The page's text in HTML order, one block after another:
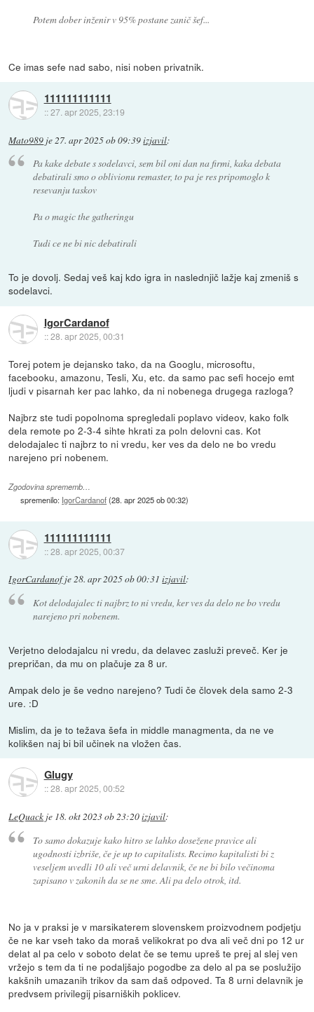
Potem dober inženir v 95% postane zanič šef...
Ce imas sefe nad sabo, nisi noben privatnik.
111111111111
::27. apr 2025, 23:19
Mato989 je27. apr 2025 ob 09:39izjavil:
Pa kake debate s sodelavci, sem bil oni dan na firmi, kaka debata
debatirali smo o oblivionu remaster, to pa je res pripomoglo k
resevanju taskov
Pa o magic the gatheringu
Tudi ce ne bi nic debatirali
To je dovolj. Sedaj veš kaj kdo igra in naslednjič lažje kaj zmeniš s
sodelavci.
IgorCardanof
::28. apr 2025, 00:31
Torej potem je dejansko tako, da na Googlu, microsoftu,
facebooku, amazonu, Tesli, Xu, etc. da samo pac sefi hocejo emt
ljudi v pisarnah ker pac lahko, da ni nobenega drugega razloga?
Najbrz ste tudi popolnoma spregledali poplavo videov, kako folk
dela remote po 2-3-4 sihte hkrati za poln delovni cas. Kot
delodajalec ti najbrz to ni vredu, ker ves da delo ne bo vredu
narejeno pri nobenem.
Zgodovina sprememb…
spremenilo: IgorCardanof(28. apr 2025 ob 00:32)
111111111111
::28. apr 2025, 00:37
IgorCardanofje28. apr 2025 ob 00:31 izjavil:
Kot delodajalec ti najbrz to ni vredu, ker ves da delo ne bo vredu
narejeno pri nobenem.
Verjetno delodajalcu ni vredu, da delavec zasluži preveč. Ker je
prepričan, da mu on plačuje za 8 ur.
Ampak delo je še vedno narejeno? Tudi če človek dela samo 2-3
ure. :D
Mislim, da je to težava šefa in middle managmenta, da ne ve
kolikšen naj bi bil učinek na vložen čas.
Glugy
::28. apr 2025, 00:52
LeQuack je 18. okt 2023 ob 23:20izjavil:
To samo dokazuje kako hitro se lahko dosežene pravice ali
ugodnosti izbriše, če je up to capitalists. Recimo kapitalisti bi z
veseljem uvedli 10 ali več urni delavnik, če ne bi bilo večinoma
zapisano v zakonih da se ne sme. Ali pa delo otrok, itd.
No ja v praksi je v marsikaterem slovenskem proizvodnem podjetju
če ne kar vseh tako da moraš velikokrat po dva ali več dni po 12 ur
delat al pa celo v soboto delat če se temu upreš te prej al slej ven
vržejo s tem da ti ne podaljšajo pogodbe za delo al pa se poslužijo
kakšnih umazanih trikov da sam daš odpoved. Ta 8 urni delavnik je
predvsem privilegij pisarniških poklicev.